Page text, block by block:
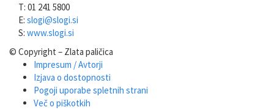
T: 01 241 5800
E: slogi@slogi.si
S: www.slogi.si
© Copyright – Zlata paličica
Impresum / Avtorji
Izjava o dostopnosti
Pogoji uporabe spletnih strani
Več o piškotkih